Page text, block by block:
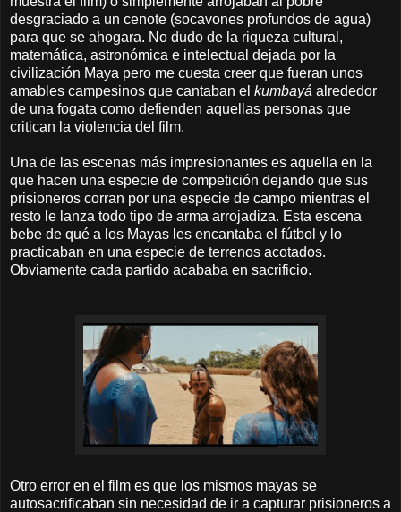
desgraciado a un cenote (socavones profundos de agua)
para que se ahogara. No dudo de la riqueza cultural,
matemática, astronómica e intelectual dejada por la
civilización Maya pero me cuesta creer que fueran unos
amables campesinos que cantaban el kumbayá alrededor
de una fogata como defienden aquellas personas que
critican la violencia del film.
Una de las escenas más impresionantes es aquella en la
que hacen una especie de competición dejando que sus
prisioneros corran por una especie de campo mientras el
resto le lanza todo tipo de arma arrojadiza. Esta escena
bebe de qué a los Mayas les encantaba el fútbol y lo
practicaban en una especie de terrenos acotados.
Obviamente cada partido acababa en sacrificio.
Otro error en el film es que los mismos mayas se
autosacrificaban sin necesidad de ir a capturar prisioneros a